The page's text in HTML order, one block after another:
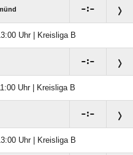
:
Uhr | Kreisliga B
:
Uhr | Kreisliga B
:
Uhr | Kreisliga B